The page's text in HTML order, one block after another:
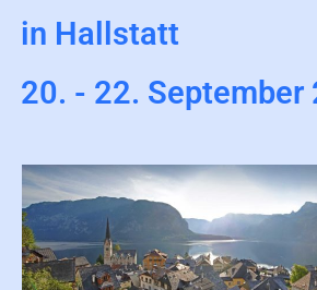
in Hallstatt
20. - 22. September